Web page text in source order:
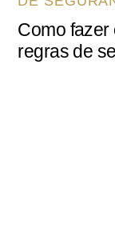
Como fazer
regras de